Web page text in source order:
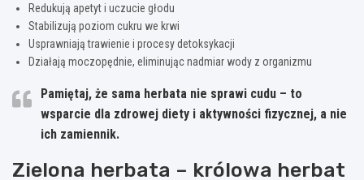
Redukują apetyt i uczucie głodu
Stabilizują poziom cukru we krwi
Usprawniają trawienie i procesy detoksykacji
Działają moczopędnie, eliminując nadmiar wody z organizmu
Pamiętaj, że sama herbata nie sprawi cudu – to
wsparcie dla zdrowej diety i aktywności fizycznej, a nie
ich zamiennik.
Zielona herbata – królowa herbat